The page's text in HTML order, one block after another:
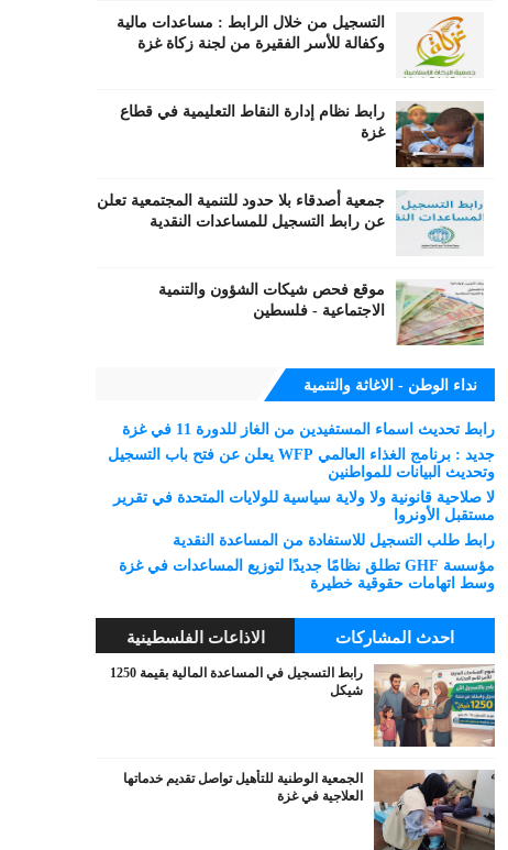
التسجيل من خلال الرابط : مساعدات مالية
وكفالة للأسر الفقيرة من لجنة زكاة غزة
رابط نظام إدارة النقاط التعليمية في قطاع
غزة
جمعية أصدقاء بلا حدود للتنمية المجتمعية تعلن
عن رابط التسجيل للمساعدات النقدية
موقع فحص شيكات الشؤون والتنمية
الاجتماعية - فلسطين
نداء الوطن - الاغاثة والتنمية
رابط تحديث اسماء المستفيدين من الغاز للدورة 11 في غزة
جديد : برنامج الغذاء العالمي WFP يعلن عن فتح باب التسجيل
وتحديث البيانات للمواطنين
لا صلاحية قانونية ولا ولاية سياسية للولايات المتحدة في تقرير
مستقبل الأونروا
رابط طلب التسجيل للاستفادة من المساعدة النقدية
مؤسسة GHF تطلق نظامًا جديدًا لتوزيع المساعدات في غزة
وسط اتهامات حقوقية خطيرة
احدث المشاركات الاذاعات الفلسطينية
رابط التسجيل في المساعدة المالية بقيمة 1250
شيكل
الجمعية الوطنية للتأهيل تواصل تقديم خدماتها
العلاجية في غزة